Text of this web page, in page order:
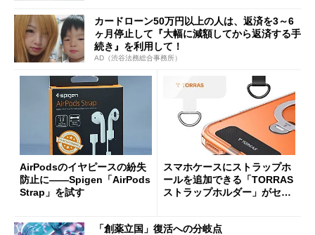
カードローン50万円以上の人は、返済を3～6
ヶ月停止して『大幅に減額してから返済する手
続き』を利用して！
AD（渋谷法務総合事務所）
AirPodsのイヤピースの紛失
防止に――Spigen「AirPods
Strap」を試す
スマホケースにストラップホ
ールを追加できる「TORRAS
ストラップホルダー」がセー
「創薬立国」復活への分岐点